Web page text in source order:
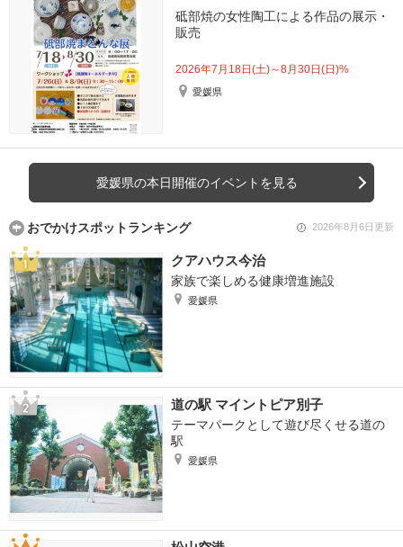
砥部焼の女性陶工による作品の展示・
販売
2026年7月18日(土)～8月30日(日)%
愛媛県
愛媛県の本日開催のイベントを見る
おでかけスポットランキング 2026年8月6日更新
クアハウス今治
家族で楽しめる健康増進施設
愛媛県
道の駅 マイントピア別子
テーマパークとして遊び尽くせる道の
駅
愛媛県